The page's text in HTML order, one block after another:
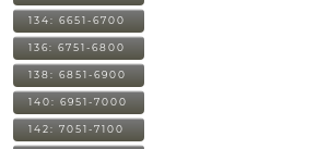
134: 6651-6700
136: 6751-6800
138: 6851-6900
140: 6951-7000
142: 7051-7100